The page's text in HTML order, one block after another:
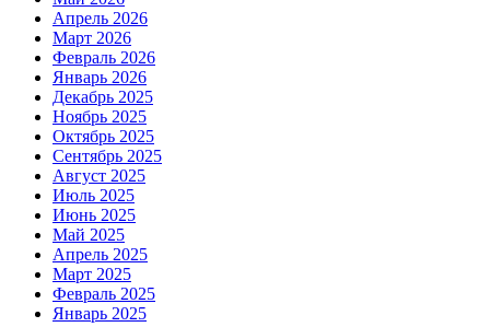
Апрель 2026
Март 2026
Февраль 2026
Январь 2026
Декабрь 2025
Ноябрь 2025
Октябрь 2025
Сентябрь 2025
Август 2025
Июль 2025
Июнь 2025
Май 2025
Апрель 2025
Март 2025
Февраль 2025
Январь 2025